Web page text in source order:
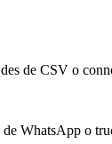
de CSV o
WhatsApp o